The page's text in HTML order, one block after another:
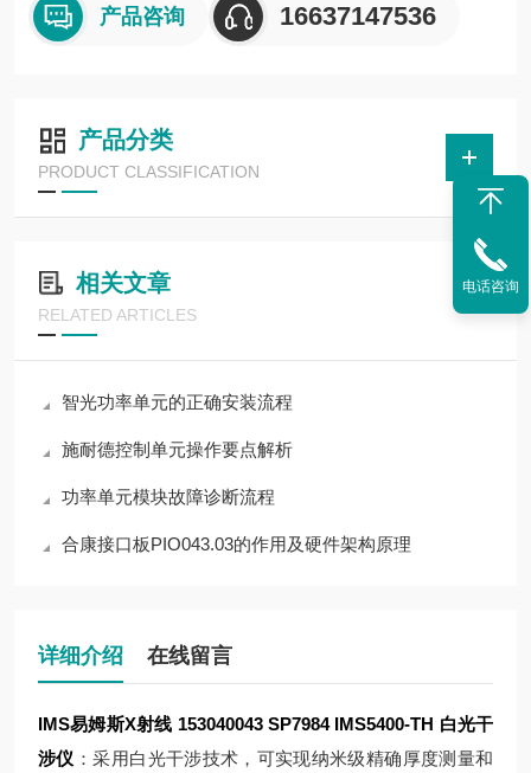
产品咨询 16637147536
产品分类
PRODUCT CLASSIFICATION
相关文章
RELATED ARTICLES
智光功率单元的正确安装流程
施耐德控制单元操作要点解析
功率单元模块故障诊断流程
合康接口板PIO043.03的作用及硬件架构原理
详细介绍 在线留言
IMS易姆斯X射线 153040043 SP7984 IMS5400-TH 白光干
涉仪 ：采用白光干涉技术，可实现纳米级精确厚度测量和
电话咨询